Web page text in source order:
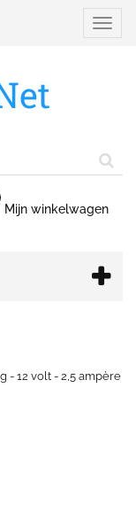
Mijn winkelwagen
- 12 volt - 2,5 ampère